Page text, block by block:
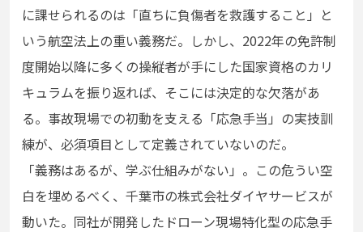
に課せられるのは「直ちに負傷者を救護すること」と
いう航空法上の重い義務だ。しかし、2022年の免許制
度開始以降に多くの操縦者が手にした国家資格のカリ
キュラムを振り返れば、そこには決定的な欠落があ
る。事故現場での初動を支える「応急手当」の実技訓
練が、必須項目として定義されていないのだ。
「義務はあるが、学ぶ仕組みがない」。この危うい空
白を埋めるべく、千葉市の株式会社ダイヤサービスが
動いた。同社が開発したドローン現場特化型の応急手